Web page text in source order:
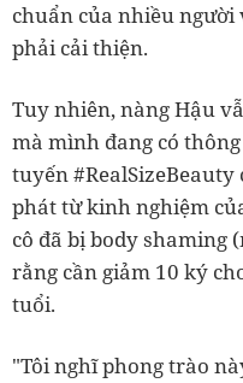
chuẩn của nhiều
phải cải thiện.
Tuy nhiên, nàng Hậu
mà mình đang có
tuyến
phát từ kinh nghiệm
cô đã bị body shaming
rằng cần giảm 10 ký
tuổi.
"Tôi nghĩ phong trào